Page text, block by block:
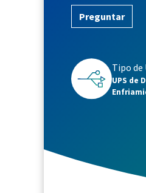
Preguntar
Tipo de
UPS de